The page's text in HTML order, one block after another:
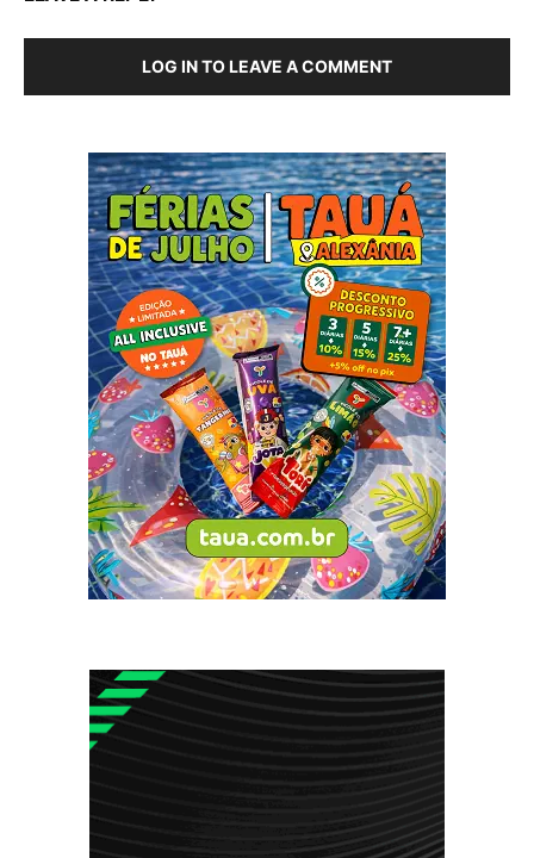
LOG IN TO LEAVE A COMMENT